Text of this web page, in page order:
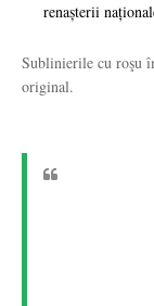
renaşterii naț
Sublinierile cu roşu
original.